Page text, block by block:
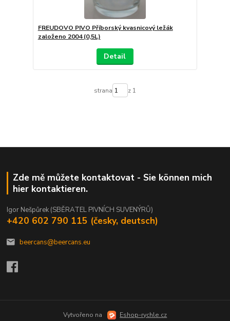
FREUDOVO PIVO Příborský kvasnicový ležák
založeno 2004 (0,5L)
Detail
strana z 1
Zde mě můžete kontaktovat - Sie können mich
hier kontaktieren.
Igor Nešpůrek (SBĚRATEL PIVNÍCH SUVENÝRŮ)
+420 602 790 115 (česky, deutsch)
beercans@beercans.eu
Vytvořeno na Eshop-rychle.cz